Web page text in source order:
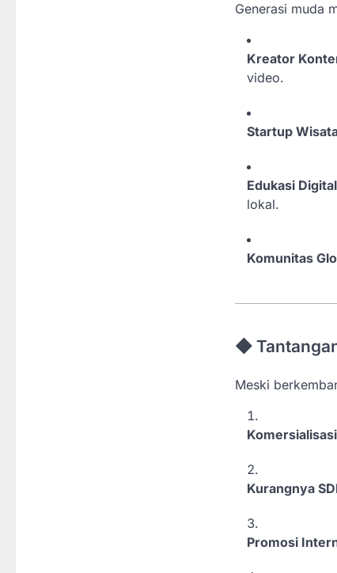
Generasi muda
Kreator
video.
Startup
Edukasi Digital
lokal.
Komunitas
◆
Meski
Kurangnya
Promosi